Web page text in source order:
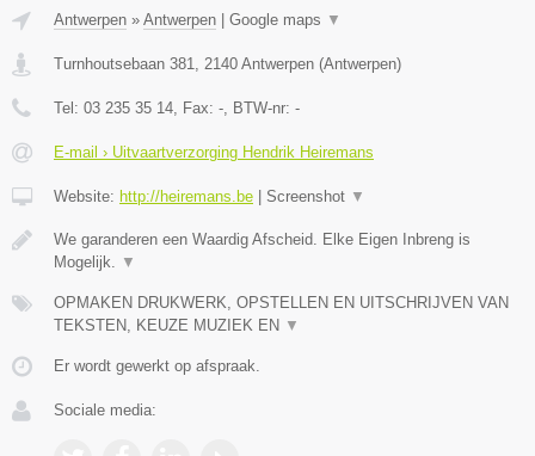
Antwerpen » Antwerpen | Google maps ▼
Turnhoutsebaan 381 2140 Antwerpen (Antwerpen)
Tel: 03 235 35 14 , Fax: - , BTW-nr: -
E-mail › Uitvaartverzorging Hendrik Heiremans
Website: http://heiremans.be | Screenshot ▼
We garanderen een Waardig Afscheid. Elke Eigen Inbreng is
Mogelijk.
▼
OPMAKEN DRUKWERK, OPSTELLEN EN UITSCHRIJVEN VAN
TEKSTEN, KEUZE MUZIEK EN ▼
Er wordt gewerkt op afspraak.
Sociale media: